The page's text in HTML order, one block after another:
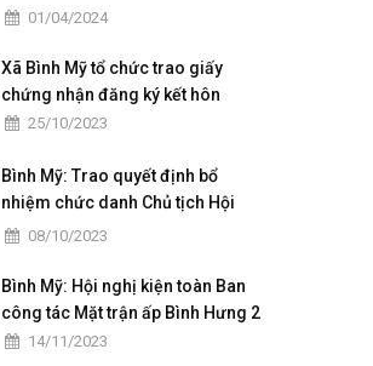
nhà tại xã Bình Mỹ
01/04/2024
Xã Bình Mỹ tổ chức trao giấy
chứng nhận đăng ký kết hôn
25/10/2023
Bình Mỹ: Trao quyết định bổ
nhiệm chức danh Chủ tịch Hội
khuyến học xã Bình Mỹ
08/10/2023
Bình Mỹ: Hội nghị kiện toàn Ban
công tác Mặt trận ấp Bình Hưng 2
14/11/2023